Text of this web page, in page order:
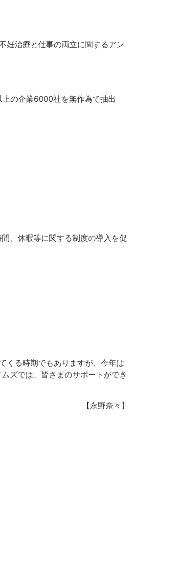
妊治療と仕事の両立に関するアン
の企業6000社を無作為で抽出
、休暇等に関する制度の導入を促
くる時期でもありますが、今年は
ズでは、皆さまのサポートができ
【永野奈々】